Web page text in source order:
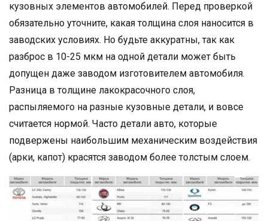
кузовных элементов автомобилей. Перед проверкой
обязательно уточните, какая толщина слоя наносится в
заводских условиях. Но будьте аккуратны, так как
разброс в 10-25 мкм на одной детали может быть
допущен даже заводом изготовителем автомобиля.
Разница в толщине лакокрасочного слоя,
распыляемого на разные кузовные детали, и вовсе
считается нормой. Часто детали авто, которые
подвержены наибольшим механическим воздействия
(арки, капот) красятся заводом более толстым слоем.